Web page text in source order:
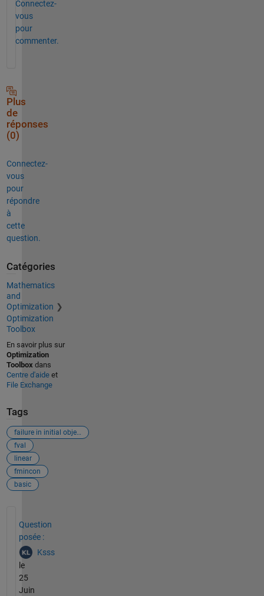
Connectez-
vous
pour
commenter.
Plus
de
réponses
(0)
Connectez-
vous
pour
répondre
à
cette
question.
Catégories
Mathematics
and
Optimization
Optimization
Toolbox
En savoir plus sur
Optimization
Toolboxdans
Centre d'aideet
File Exchange
Tags
failure in initial objective function evaluation
fval
linear
fmincon
basic
Question
posée :
Ksss
le
25
Juin